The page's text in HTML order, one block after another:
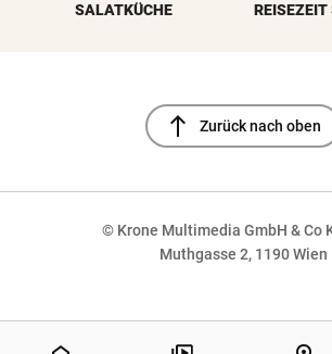
SALATKÜCHE REISEZEIT
north Zurück nach oben
© Krone Multimedia GmbH & Co
Muthgasse 2, 1190 Wien
NaN%